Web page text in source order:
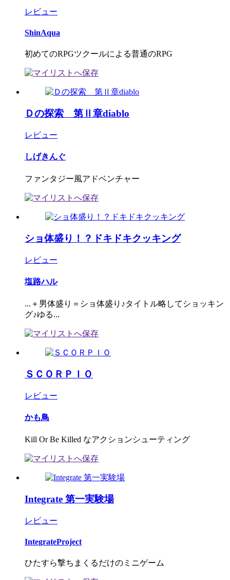
レビュー
ShinAqua
初めてのRPGツクールによる普通のRPG
Ｄの探索 第Ⅱ章diablo
レビュー
しげきんぐ
ファンタジー風アドベンチャー
ショ体盛り！？ドキドキクッキング
レビュー
塩路ハル
...＋男体盛り＝ショ体盛り♪タイトル略してショッキン
グ♪ゆる...
ＳＣＯＲＰＩＯ
レビュー
かも鳥
Kill Or Be Killed なアクションシューティング
Integrate 第一実験場
レビュー
IntegrateProject
ひたすら撃ちまくるだけのミニゲーム